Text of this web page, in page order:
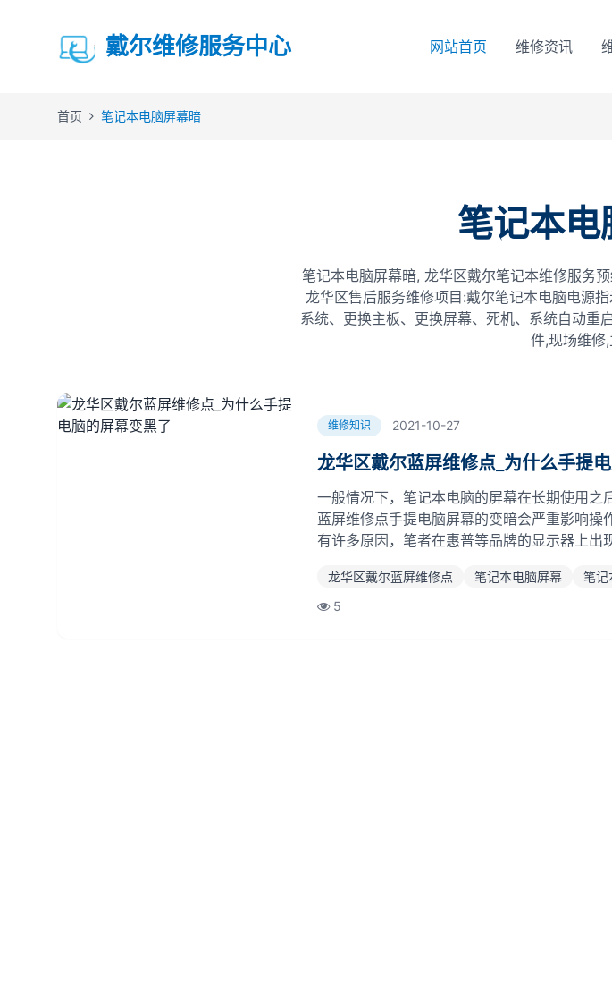
戴尔维修服务中心 网站首页 维修资讯
首页 笔记本电脑屏幕暗
笔记本
笔记本电脑屏幕暗, 龙华区戴尔笔记本维修服务
龙华区售后服务维修项目:戴尔笔记本电脑电源
系统、更换主板、更换屏幕、死机、系统自动重
件,现场维修
维修知识 2021-10-27
龙华区戴尔蓝屏维修点_为什么手提
一般情况下，笔记本电脑的屏幕在长期使用之
蓝屏维修点手提电脑屏幕的变暗会严重影响操
有许多原因，笔者在惠普等品牌的显示器上出
能电脑主板没有电压问题，也可能是高压板和
戴尔蓝屏维修点老化...
龙华区戴尔蓝屏维修点 笔记本电脑屏幕
笔记
5